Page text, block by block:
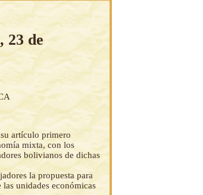
23 de
artículo primero
mixta, con los
bolivianos de dichas
la propuesta para
unidades económicas